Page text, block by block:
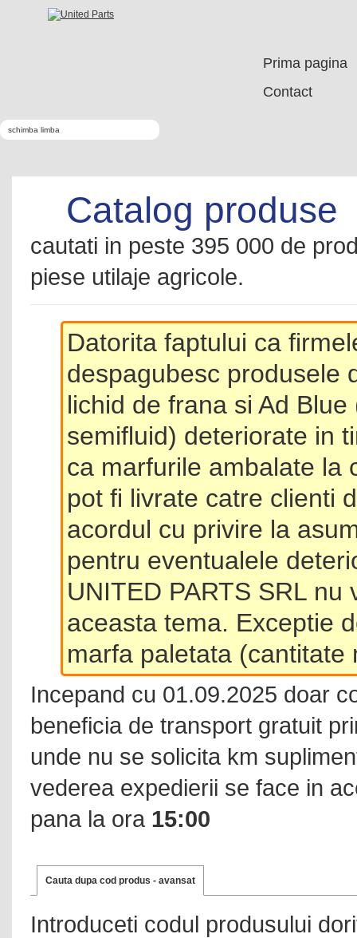
Prima pagina
Contact
schimba limba
Catalog produse
cautati in peste 395 000 de
piese utilaje agricole.
Datorita faptului ca
despagubesc produsele
lichid de frana si Ad
semifluid) deteriorate in
ca marfurile ambalate la
pot fi livrate catre clienti
acordul cu privire la
pentru eventualele
UNITED PARTS SRL
aceasta tema. Exceptie
marfa paletata (cantitate
Incepand cu 01.09.2025 doar
beneficia de transport gratuit
unde nu se solicita km
vederea expedierii se face in
pana la ora 15:00
Cauta dupa cod produs - avansat
Introduceti codul produsului